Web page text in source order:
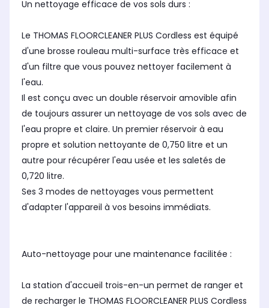
Un nettoyage efficace de vos sols durs :
Le THOMAS FLOORCLEANER PLUS Cordless est équipé
d'une brosse rouleau multi-surface très efficace et
d'un filtre que vous pouvez nettoyer facilement à
l'eau.
Il est conçu avec un double réservoir amovible afin
de toujours assurer un nettoyage de vos sols avec de
l'eau propre et claire. Un premier réservoir à eau
propre et solution nettoyante de 0,750 litre et un
autre pour récupérer l'eau usée et les saletés de
0,720 litre.
Ses 3 modes de nettoyages vous permettent
d'adapter l'appareil à vos besoins immédiats.
Auto-nettoyage pour une maintenance facilitée :
La station d'accueil trois-en-un permet de ranger et
de recharger le THOMAS FLOORCLEANER PLUS Cordless